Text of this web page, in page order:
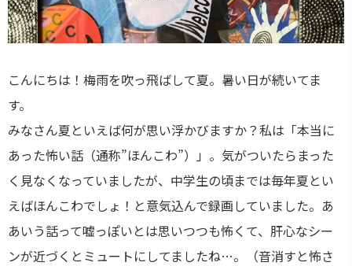
こんにちは！梅雨を吹っ飛ばして夏。暑い日が続いてま
す。
みなさん夏といえば何が思い浮かびますか？私は「本当に
あった怖い話（通称”ほんこわ”）」。気がついたらまった
く見なくなっていましたが、中学生の頃までは毎年夏とい
えばほんこわでしょ！と意気込んで録画していました。あ
あいう話って嘘っぽいとは思いつつも怖くて、肝心なシー
ンが近づくとミュートにしてましたね…。（音消すと怖さ